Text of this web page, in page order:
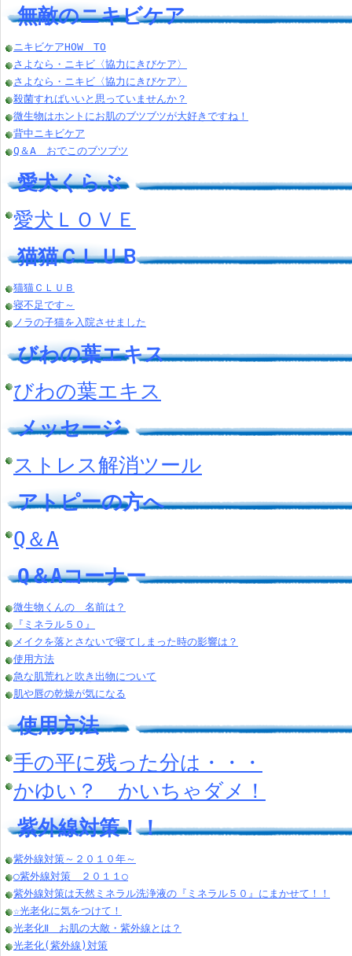
無敵のニキビケア
ニキビケアHOW TO
さよなら・ニキビ〈協力にきびケア〉
さよなら・ニキビ〈協力にきびケア〉
殺菌すればいいと思っていませんか？
微生物はホントにお肌のブツブツが大好きですね！
背中ニキビケア
Q＆A おでこのブツブツ
愛犬くらぶ
愛犬ＬＯＶＥ
猫猫ＣＬＵＢ
猫猫ＣＬＵＢ
寝不足です～
ノラの子猫を入院させました
びわの葉エキス
びわの葉エキス
メッセージ
ストレス解消ツール
アトピーの方へ
Q＆A
Q＆Aコーナー
微生物くんの 名前は？
『ミネラル５０』
メイクを落とさないで寝てしまった時の影響は？
使用方法
急な肌荒れと吹き出物について
肌や唇の乾燥が気になる
使用方法
手の平に残った分は・・・
かゆい？ かいちゃダメ！
紫外線対策！！
紫外線対策～２０１０年～
○紫外線対策 ２０１１○
紫外線対策は天然ミネラル洗浄液の『ミネラル５０』にまかせて！！
☆光老化に気をつけて！
光老化Ⅱ お肌の大敵・紫外線とは？
光老化(紫外線)対策